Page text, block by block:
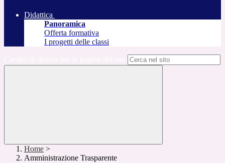
Didattica
Panoramica
Offerta formativa
I progetti delle classi
Home >
Amministrazione Trasparente